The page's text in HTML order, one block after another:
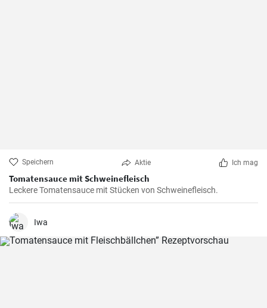
Speichern Aktie Ich mag
Tomatensauce mit Schweinefleisch
Leckere Tomatensauce mit Stücken von Schweinefleisch.
Iwa